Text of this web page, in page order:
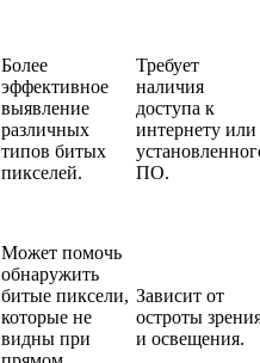
Более
эффективное
выявление
различных
типов битых
пикселей.
Требует
наличия
доступа к
интернету или
ПО.
Может помочь
обнаружить
битые пиксели,
которые не
видны при
Зависит от
остроты
и освещения.